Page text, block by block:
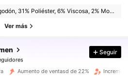
61% Algodón, 31% Poliéster, 6% Viscosa, 2% Modal
Ver más
23 horas
Seguir
Aumento de ventasd de 22%